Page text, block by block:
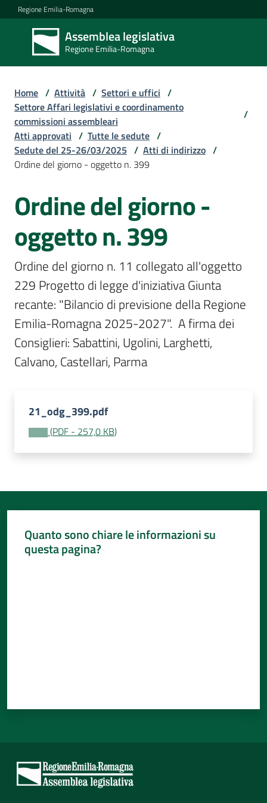
Vai al contenuto
Vai alla navigazione
Vai al footer
Regione Emilia-Romagna
Assemblea legislativa
Regione Emilia-Romagna
Assemblea
legislativa
Regione Emilia-
Assemblea
Per
i
media
Per
i
cittadini
Home / Attività / Settori e uffici /
Settore Affari legislativi e coordinamento
commissioni assembleari
/
Atti approvati / Tutte le sedute /
Sedute del 25-26/03/2025 / Atti di indirizzo /
Ordine del giorno - oggetto n. 399
Ordine del giorno -
oggetto n. 399
Ordine del giorno n. 11 collegato all'oggetto
229 Progetto di legge d'iniziativa Giunta
recante: "Bilancio di previsione della Regione
Emilia-Romagna 2025-2027".  A firma dei
Consiglieri: Sabattini, Ugolini, Larghetti,
Calvano, Castellari, Parma
21_odg_399.pdf
(PDF - 257,0 KB)
Quanto sono chiare le informazioni su
questa pagina?